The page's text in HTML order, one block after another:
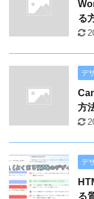
る
デ
方
デ
る